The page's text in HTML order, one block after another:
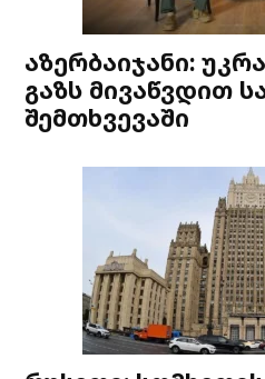
აზერბაიჯანი:
გაზს მივაწვდით
შემთხვევაში